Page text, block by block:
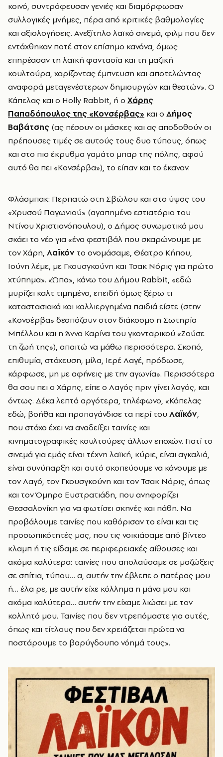
κοινό, συντρόφευσαν γενιές και διαμόρφωσαν
συλλογικές μνήμες, πέρα από κριτικές βαθμολογίες
και αξιολογήσεις. Ανεξίτηλο λαϊκό σινεμά, φιλμ που δεν
εντάχθηκαν ποτέ στον επίσημο κανόνα, όμως
επηρέασαν τη λαϊκή φαντασία και τη μαζική
κουλτούρα, χαρίζοντας έμπνευση και αποτελώντας
αναφορά μεταγενέστερων δημιουργών και θεατών». Ο
Κάπελας και ο Holly Rabbit, ή ο Χάρης
Παπαδόπουλος της «Κονσέρβας» και ο Δήμος
Βαβάτσης (ας πέσουν οι μάσκες και ας αποδοθούν οι
πρέπουσες τιμές σε αυτούς τους δυο τύπους, όπως
και στο πιο έκρυθμα γαμάτο μπαρ της πόλης, αφού
αυτό θα πει «Κονσέρβα»), το είπαν και το έκαναν.
Φλάσμπακ: Περπατώ στη Σβώλου και στο ύψος του
«Χρυσού Παγωνιού» (αγαπημένο εστιατόριο του
Ντίνου Χριστιανόπουλου), ο Δήμος συνωμοτικά μου
σκάει το νέο για «ένα φεστιβάλ που σκαρώνουμε με
τον Χάρη, Λαϊκόν το ονομάσαμε, Θέατρο Κήπου,
Ιούνη λέμε, με Γκουσγκούνη και Τσακ Νόρις για πρώτο
χτύπημα». «Ώπα», κάνω του Δήμου Rabbit, «εδώ
μυρίζει καλτ τιμημένο, επειδή όμως ξέρω τι
καταστασιακά και καλλιεργημένα παιδιά είστε (στην
«Κονσέρβα» δεσπόζουν στον διάκοσμο η Σωτηρία
Μπέλλου και η Άννα Καρίνα του γκονταρικού «Ζούσε
τη ζωή της»), απαιτώ να μάθω περισσότερα. Σκοπό,
επιθυμία, στόχευση, μίλα, Ιερέ Λαγέ, πρόδωσε,
κάρφωσε, μη με αφήνεις με την αγωνία». Περισσότερα
θα σου πει ο Χάρης, είπε ο Λαγός πριν γίνει λαγός, και
όντως. Δέκα λεπτά αργότερα, τηλέφωνο, «Κάπελας
εδώ, βοήθα και προπαγάνδισε τα περί του Λαϊκόν,
που στόχο έχει να αναδείξει ταινίες και
κινηματογραφικές κουλτούρες άλλων εποχών. Γιατί το
σινεμά για εμάς είναι τέχνη λαϊκή, κύριε, είναι αγκαλιά,
είναι συνύπαρξη και αυτό σκοπεύουμε να κάνουμε με
τον Λαγό, τον Γκουσγκούνη και τον Τσακ Νόρις, όπως
και τον Όμηρο Ευστρατιάδη, που ανηφορίζει
Θεσσαλονίκη για να φωτίσει σκηνές και πάθη. Να
προβάλουμε ταινίες που καθόρισαν το είναι και τις
προσωπικότητές μας, που τις νοικιάσαμε από βίντεο
κλαμπ ή τις είδαμε σε περιφερειακές αίθουσες και
ακόμα καλύτερα: ταινίες που απολαύσαμε σε μαζώξεις
σε σπίτια, τύπου… α, αυτήν την έβλεπε ο πατέρας μου
ή… έλα ρε, με αυτήν είχε κόλλημα η μάνα μου και
ακόμα καλύτερα… αυτήν την είχαμε λιώσει με τον
κολλητό μου. Ταινίες που δεν ντρεπόμαστε για αυτές,
όπως και τίτλους που δεν χρειάζεται πρώτα να
ποστάρουμε το βαρύγδουπο νόημά τους».